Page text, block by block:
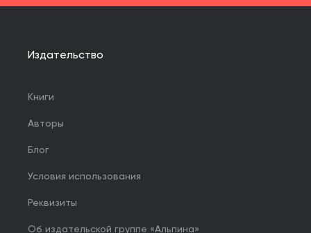
Издательство
Книги
Авторы
Блог
Условия использования
Реквизиты
Об издательской группе «Альпина»